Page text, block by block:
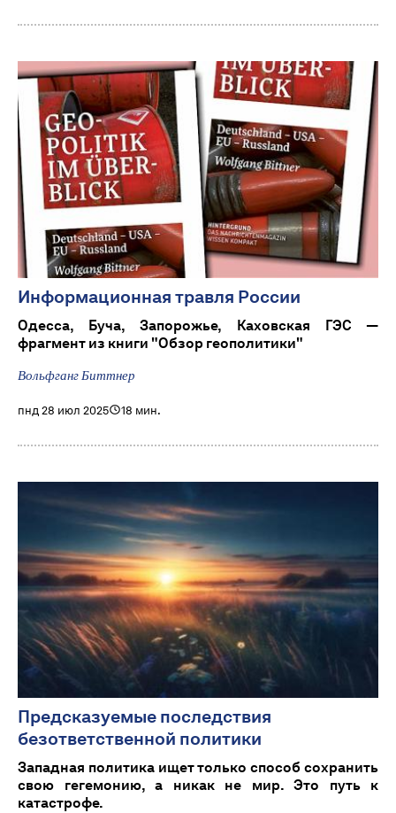
Информационная травля России
Одесса, Буча, Запорожье, Каховская ГЭС —
фрагмент из книги "Обзор геополитики"
Вольфганг Биттнер
пнд 28 июл 2025 18 мин.
Предсказуемые последствия
безответственной политики
Западная политика ищет только способ сохранить
свою гегемонию, а никак не мир. Это путь к
катастрофе.